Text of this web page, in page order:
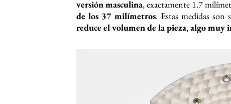
versión masculina, exactamente 1.7
de los 37 milímetros. Estas medidas son
reduce el volumen de la pieza, algo